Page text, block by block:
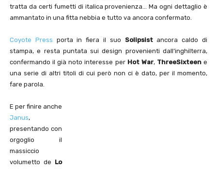
tratta da certi fumetti di italica provenienza… Ma ogni dettaglio è
ammantato in una fitta nebbia e tutto va ancora confermato.
Coyote Press porta in fiera il suo Solipsistancora caldo di
stampa, e resta puntata sui design provenienti dall’inghilterra,
confermando il già noto interesse per Hot War, ThreeSixteene
una serie di altri titoli di cui però non ci è dato, per il momento,
fare parola.
E per finire anche
Janus,
presentando con
orgoglio il
massiccio
volumetto de Lo